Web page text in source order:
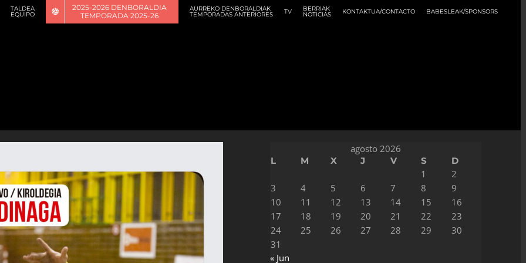
TALDEA
EQUIPO
2025-2026 DENBORALDIA
TEMPORADA 2025-26
AURREKO DENBORALDIAK
TEMPORADAS ANTERIORES TV BERRIAK
NOTICIAS KONTAKTUA/CONTACTO BABESLEAK/SPONSORS
agosto 2026
L M X J V S D
1
2
3
4 5 6 7 8
9
10
11 12 13 14 15
16
17
18 19 20 21 22
23
24
25 26 27 28 29
30
31
« Jun